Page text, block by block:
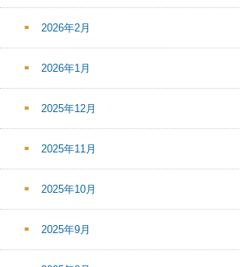
2026年2月
2026年1月
2025年12月
2025年11月
2025年10月
2025年9月